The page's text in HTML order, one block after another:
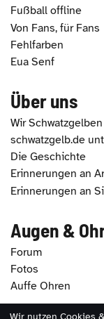
Fußball offline
Von Fans, für Fans
Fehlfarben
Eua Senf
Über uns
Wir Schwatzgelben
schwatzgelb.de
Die Geschichte
Erinnerungen an
Erinnerungen an
Augen &
Forum
Fotos
Auffe Ohren
Wir nutzen Cookies